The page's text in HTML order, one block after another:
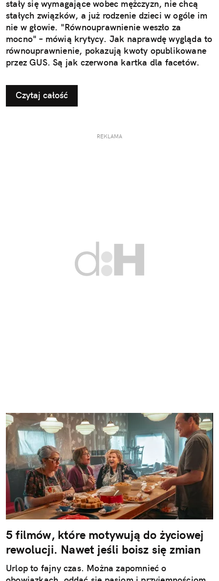
stały się wymagające wobec mężczyzn, nie chcą
stałych związków, a już rodzenie dzieci w ogóle im
nie w głowie. "Równouprawnienie weszło za
mocno" – mówią krytycy. Jak naprawdę wygląda to
równouprawnienie, pokazują kwoty opublikowane
przez GUS. Są jak czerwona kartka dla facetów.
Czytaj całość
REKLAMA
5 filmów, które motywują do życiowej
rewolucji. Nawet jeśli boisz się zmian
Urlop to fajny czas. Można zapomnieć o